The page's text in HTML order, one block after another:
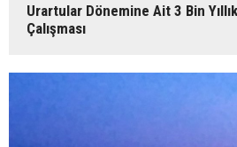
Urartular Dönemine Ait 3 Bin
Çalışması